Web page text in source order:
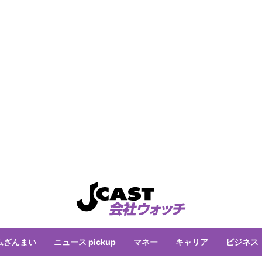
ざんまい ニュース pickup マネー キャリア ビジネス